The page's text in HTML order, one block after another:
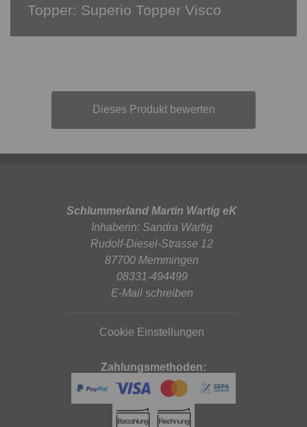
Topper: Superio Topper Visco
Dieses Produkt bewerten
Schlummerland Martin Wartig eK
Inhaberin: Sandra Wartig
Rudolf-Diesel-Strasse 12
87700 Memmingen
08331-494499
E-Mail schreiben
Cookie Einstellungen
Zahlungsmethoden: